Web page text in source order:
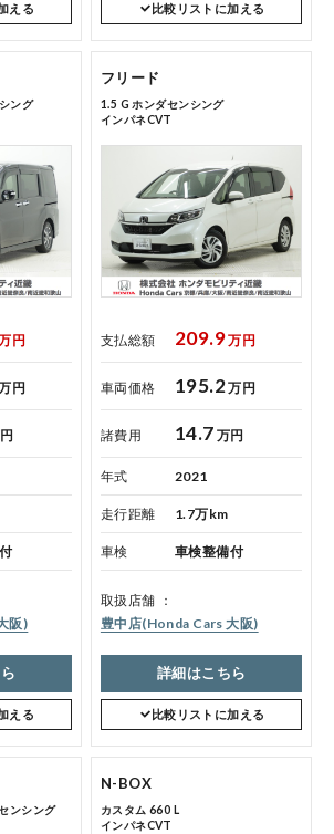
健康経営の取り組み
お引越しのお客様へ
イトご利用にあたって
モビリティ近畿 法人サイト
車在庫検索 トップページ
コーポレートサイト
点検・整備のご予約
える 比較リストに加える
ング
円
円
阪)
える
フリード
1.5 G ホンダセンシング
インパネCVT
支払総額 209.9万円
車両価格 195.2万円
諸費用 14.7 万円
年式 2021
走行距離 1.7万km
車検 車検整備付
取扱店舗
豊中店(Honda Cars 大阪)
詳細はこちら
比較リストに加える
ンシング
N-BOX
カスタム 660 L
インパネCVT